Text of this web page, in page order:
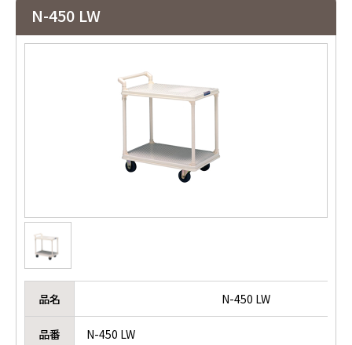
N-450 LW
品名 N-450 LW
品番 N-450 LW